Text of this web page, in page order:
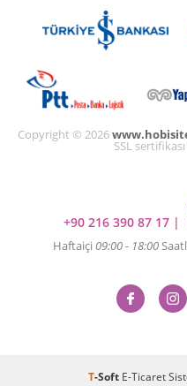
Copyright © 2026
SSL
+90 216 390 87 17 |
Haftaiçi 09:00 - 18:00
T-Soft E-Ticaret